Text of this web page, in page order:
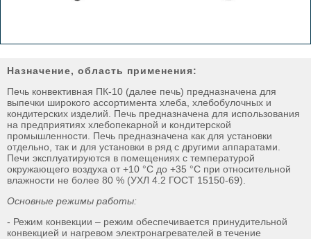
Назначение, область применения:
Печь конвективная ПК-10 (далее печь) предназначена для
выпечки широкого ассортимента хлеба, хлебобулочных и
кондитерских изделий. Печь предназначена для использования
на предприятиях хлебопекарной и кондитерской
промышленности. Печь предназначена как для установки
отдельно, так и для установки в ряд с другими аппаратами.
Печи эксплуатируются в помещениях с температурой
окружающего воздуха от +10 °С до +35 °С при относительной
влажности не более 80 % (УХЛ 4.2 ГОСТ 15150-69).
Основные режимы работы:
- Режим конвекции – режим обеспечивается принудительной
конвекцией и нагревом электронагревателей в течение